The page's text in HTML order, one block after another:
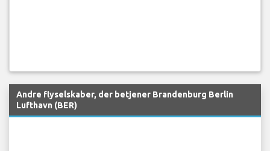
Andre flyselskaber, der betjener Brandenburg Berlin
Lufthavn (BER)